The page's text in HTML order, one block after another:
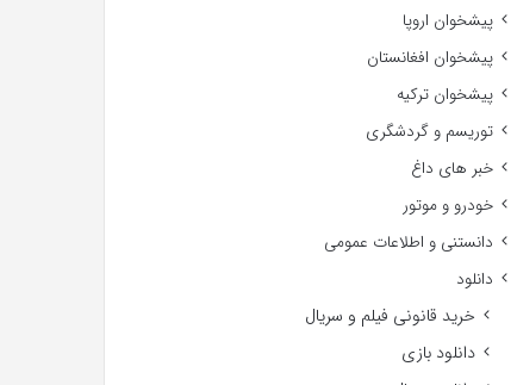
پیشخوان اروپا
پیشخوان افغانستان
پیشخوان ترکیه
توریسم و گردشگری
خبر های داغ
خودرو و موتور
دانستنی و اطلاعات عمومی
دانلود
خرید قانونی فیلم و سریال
دانلود بازی